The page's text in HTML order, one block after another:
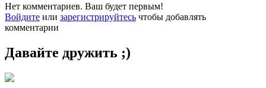
Нет комментариев. Ваш будет первым!
Войдите или зарегистрируйтесь чтобы добавлять
комментарии
Давайте дружить ;)